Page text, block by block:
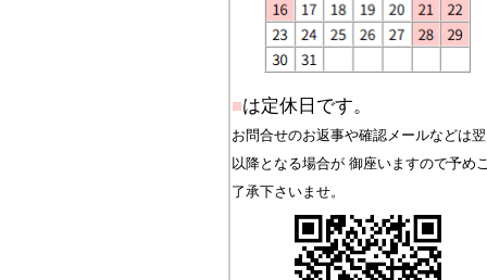
■は定休日です。
お問合せのお返事や確認メールなどは
以降となる場合が 御座いますので予め
了承下さいませ。